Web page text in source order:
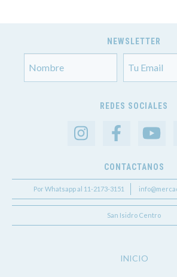
NEWSLETTER
REDES SOCIALES
CONTACTANOS
Por Whatsapp al 11-2173-3151
San Isidro Centro
INICIO